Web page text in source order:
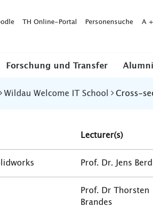
TH Online-Portal Personensuche A +
Forschung und Transfer Alumni
Wildau Welcome IT School Cross-
Lecturer(s)
Prof. Dr. Jens
Prof. Dr Thorsten
Brandes